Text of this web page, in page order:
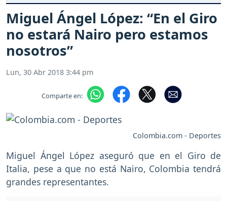
Miguel Ángel López: “En el Giro
no estará Nairo pero estamos
nosotros”
Lun, 30 Abr 2018 3:44 pm
Comparte en:
Colombia.com - Deportes
Miguel Ángel López aseguró que en el Giro de
Italia, pese a que no está Nairo, Colombia tendrá
grandes representantes.